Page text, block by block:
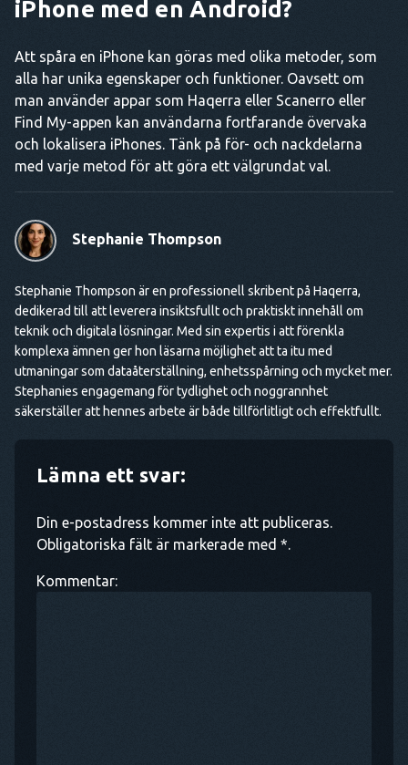
iPhone med en Android?
Att spåra en iPhone kan göras med olika metoder, som
alla har unika egenskaper och funktioner. Oavsett om
man använder appar som Haqerra eller Scanerro eller
Find My-appen kan användarna fortfarande övervaka
och lokalisera iPhones. Tänk på för- och nackdelarna
med varje metod för att göra ett välgrundat val.
Stephanie Thompson
Stephanie Thompson är en professionell skribent på Haqerra,
dedikerad till att leverera insiktsfullt och praktiskt innehåll om
teknik och digitala lösningar. Med sin expertis i att förenkla
komplexa ämnen ger hon läsarna möjlighet att ta itu med
utmaningar som dataåterställning, enhetsspårning och mycket mer.
Stephanies engagemang för tydlighet och noggrannhet
säkerställer att hennes arbete är både tillförlitligt och effektfullt.
Lämna ett svar:
Din e-postadress kommer inte att publiceras.
Obligatoriska fält är markerade med *.
Kommentar: